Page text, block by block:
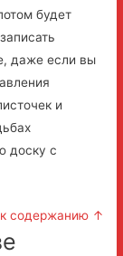
будет
даже если вы
и
доску с
к содержанию ↑